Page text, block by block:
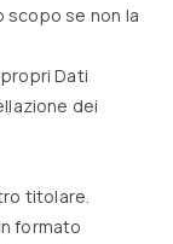
scopo se non la
Dati
dei
titolare.
formato